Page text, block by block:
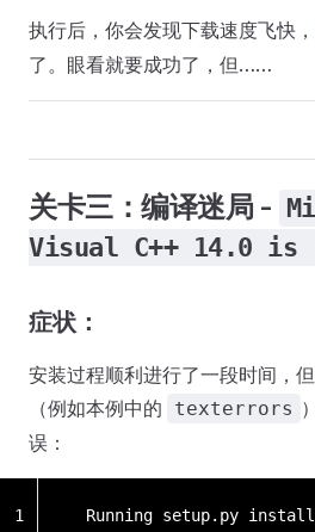
执行后，你会发现下载速度飞快，
了。眼看就要成功了，但……
关卡三：编译迷局 -
Visual C++ 14.0 is
症状：
安装过程顺利进行了一段时间，
（例如本例中的
texterrors
误：
Running setup.py
1